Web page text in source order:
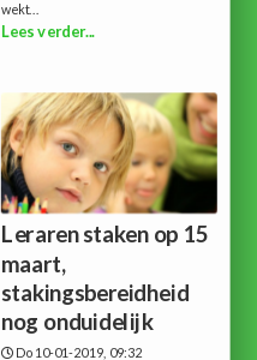
wekt...
Lees verder...
Leraren staken op 15
maart,
stakingsbereidheid
nog onduidelijk
Do 10-01-2019, 09:32